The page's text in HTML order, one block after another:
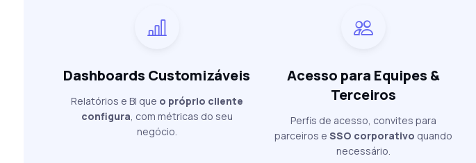
Dashboards Customizáveis
Relatórios e BI que o próprio cliente
configura, com métricas do seu
negócio.
Acesso para Equipes &
Terceiros
Perfis de acesso, convites para
parceiros eSSO corporativo quando
necessário.